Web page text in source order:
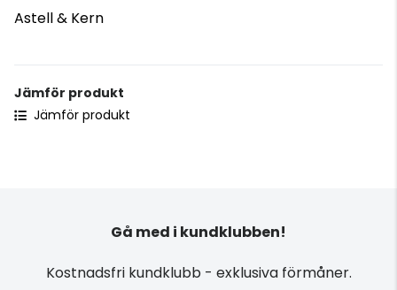
Astell & Kern
Jämför produkt
Jämför produkt
Gå med i kundklubben!
Kostnadsfri kundklubb - exklusiva förmåner.